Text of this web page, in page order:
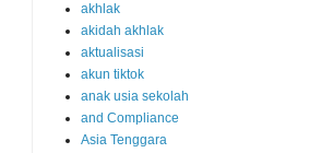
akhlak
akidah akhlak
aktualisasi
akun tiktok
anak usia sekolah
and Compliance
Asia Tenggara